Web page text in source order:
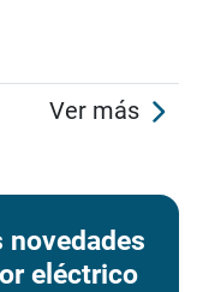
Ver más
novedades
eléctrico